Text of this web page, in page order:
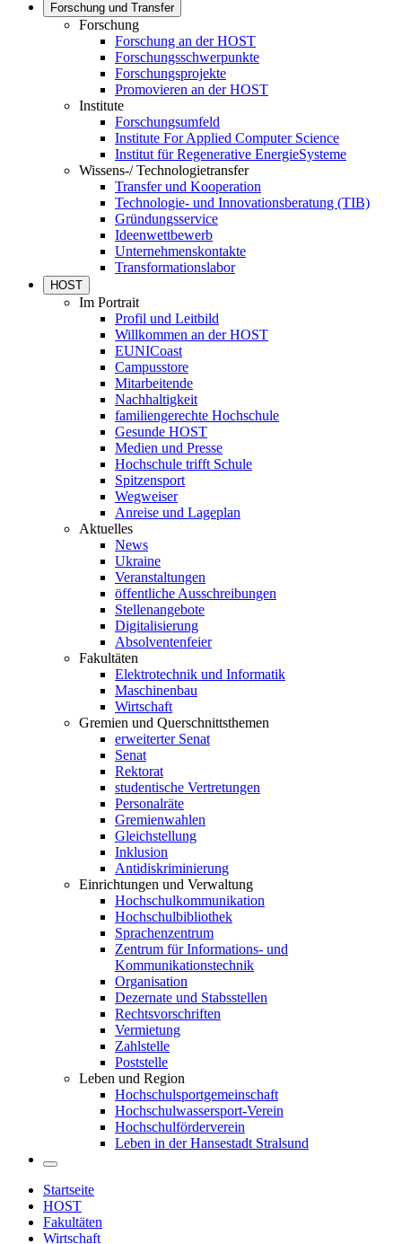
Forschung und Transfer
Forschung
Forschung an der HOST
Forschungsschwerpunkte
Forschungsprojekte
Promovieren an der HOST
Institute
Forschungsumfeld
Institute For Applied Computer Science
Institut für Regenerative EnergieSysteme
Wissens-/ Technologietransfer
Transfer und Kooperation
Technologie- und Innovationsberatung (TIB)
Gründungsservice
Ideenwettbewerb
Unternehmenskontakte
Transformationslabor
HOST
Im Portrait
Profil und Leitbild
Willkommen an der HOST
EUNICoast
Campusstore
Mitarbeitende
Nachhaltigkeit
familiengerechte Hochschule
Gesunde HOST
Medien und Presse
Hochschule trifft Schule
Spitzensport
Wegweiser
Anreise und Lageplan
Aktuelles
News
Ukraine
Veranstaltungen
öffentliche Ausschreibungen
Stellenangebote
Digitalisierung
Absolventenfeier
Fakultäten
Elektrotechnik und Informatik
Maschinenbau
Wirtschaft
Gremien und Querschnittsthemen
erweiterter Senat
Senat
Rektorat
studentische Vertretungen
Personalräte
Gremienwahlen
Gleichstellung
Inklusion
Antidiskriminierung
Einrichtungen und Verwaltung
Hochschulkommunikation
Hochschulbibliothek
Sprachenzentrum
Zentrum für Informations- und
Kommunikationstechnik
Organisation
Dezernate und Stabsstellen
Rechtsvorschriften
Vermietung
Zahlstelle
Poststelle
Leben und Region
Hochschulsportgemeinschaft
Hochschulwassersport-Verein
Hochschulförderverein
Leben in der Hansestadt Stralsund
Startseite
HOST
Fakultäten
Wirtschaft